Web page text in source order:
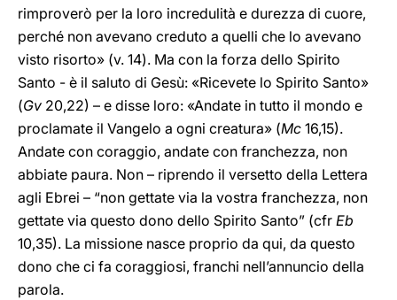
rimproverò per la loro incredulità e durezza di cuore,
perché non avevano creduto a quelli che lo avevano
visto risorto» (v. 14). Ma con la forza dello Spirito
Santo - è il saluto di Gesù: «Ricevete lo Spirito Santo»
(Gv 20,22) – e disse loro: «Andate in tutto il mondo e
proclamate il Vangelo a ogni creatura» (Mc 16,15).
Andate con coraggio, andate con franchezza, non
abbiate paura. Non – riprendo il versetto della Lettera
agli Ebrei – “non gettate via la vostra franchezza, non
gettate via questo dono dello Spirito Santo” (cfr Eb
10,35). La missione nasce proprio da qui, da questo
dono che ci fa coraggiosi, franchi nell’annuncio della
parola.